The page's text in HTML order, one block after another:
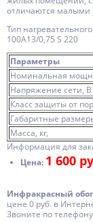
отличаются малыми
Тип
100А13/0,75 S 220
Параметры
Номинальная
Напряжение сети, В
Класс защиты от
Габаритные
Масса, кг,
Информация для
Цена: 1 600
Инфракрасный
цене 0 руб. в
Звоните по